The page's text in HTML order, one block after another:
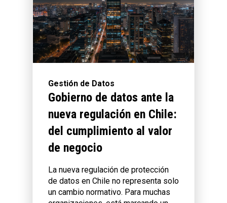
Gestión de Datos
Gobierno de datos ante la
nueva regulación en Chile:
del cumplimiento al valor
de negocio
La nueva regulación de protección
de datos en Chile no representa solo
un cambio normativo. Para muchas